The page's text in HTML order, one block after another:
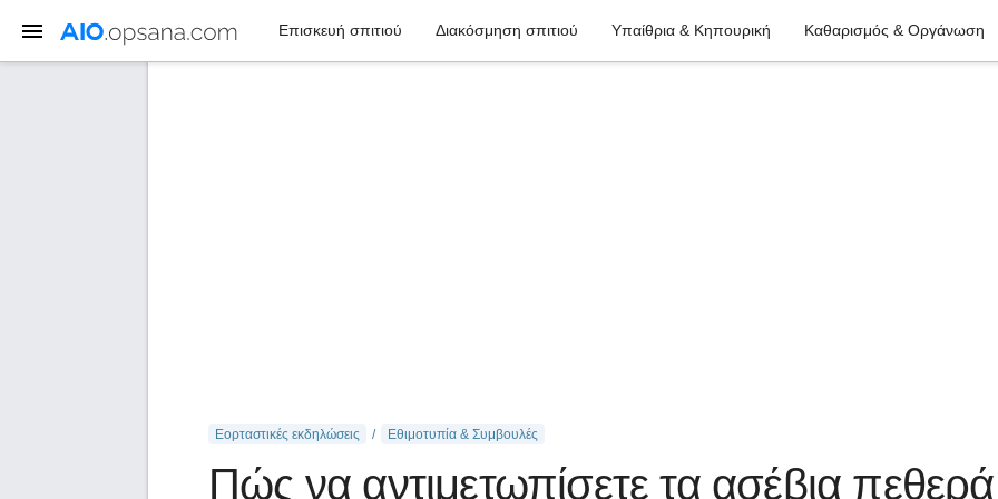
Επισκευή σπιτιού Διακόσμηση σπιτιού Υπαίθρια & Κηπουρική Καθαρισμός & Οργάνωση
Εορταστικές εκδηλώσεις Εθιμοτυπία & Συμβουλές
Πώς να αντιμετωπίσετε τα ασέβια